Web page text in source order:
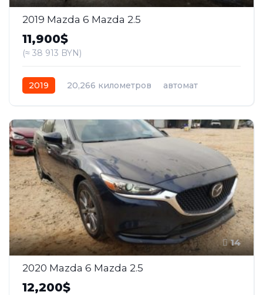
2019 Mazda 6 Mazda 2.5
11,900$
(≈ 38 913 BYN)
2019 20,266 километров
автомат
14
2020 Mazda 6 Mazda 2.5
12,200$